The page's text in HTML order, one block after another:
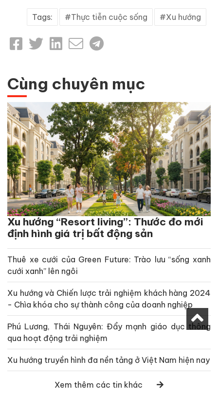
Tags: Thực tiễn cuộc sống Xu hướng
Cùng chuyên mục
Xu hướng “Resort living”: Thước đo mới
định hình giá trị bất động sản
Thuê xe cưới của Green Future: Trào lưu “sống xanh
cưới xanh” lên ngôi
Xu hướng và Chiến lược trải nghiệm khách hàng 2024
- Chìa khóa cho sự thành công của doanh nghiệp
Phú Lương, Thái Nguyên: Đẩy mạnh giáo dục thông
qua hoạt động trải nghiệm
Xu hướng truyền hình đa nền tảng ở Việt Nam hiện nay
Xem thêm các tin khác